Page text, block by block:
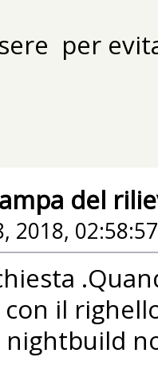
per
del
2018,
con il
nightbuild